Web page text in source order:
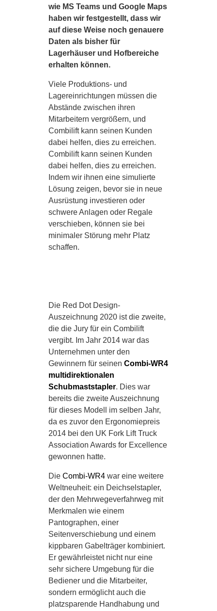
wie MS Teams und Google Maps
haben wir festgestellt, dass wir
auf diese Weise noch genauere
Daten als bisher für
Lagerhäuser und Hofbereiche
erhalten können.
Viele Produktions- und
Lagereinrichtungen müssen die
Abstände zwischen ihren
Mitarbeitern vergrößern, und
Combilift kann seinen Kunden
dabei helfen, dies zu erreichen.
Combilift kann seinen Kunden
dabei helfen, dies zu erreichen.
Indem wir ihnen eine simulierte
Lösung zeigen, bevor sie in neue
Ausrüstung investieren oder
schwere Anlagen oder Regale
verschieben, können sie bei
minimaler Störung mehr Platz
schaffen.
Die Red Dot Design-
Auszeichnung 2020 ist die zweite,
die die Jury für ein Combilift
vergibt. Im Jahr 2014 war das
Unternehmen unter den
Gewinnern für seinen Combi-WR4
multidirektionalen
Schubmaststapler. Dies war
bereits die zweite Auszeichnung
für dieses Modell im selben Jahr,
da es zuvor den Ergonomiepreis
2014 bei den UK Fork Lift Truck
Association Awards for Excellence
gewonnen hatte.
Die Combi-WR4 war eine weitere
Weltneuheit: ein Deichselstapler,
der den Mehrwegeverfahrweg mit
Merkmalen wie einem
Pantographen, einer
Seitenverschiebung und einem
kippbaren Gabelträger kombiniert.
Er gewährleistet nicht nur eine
sehr sichere Umgebung für die
Bediener und die Mitarbeiter,
sondern ermöglicht auch die
platzsparende Handhabung und